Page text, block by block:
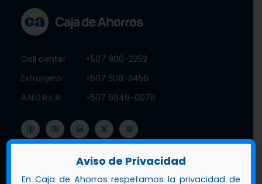
Call center
+507 800-2252
Extranjero
+507 508-3456
A.N.D.R.E.A
+507 6949-0076
Aviso de Privacidad
En Caja de Ahorros respetamos la privacidad de